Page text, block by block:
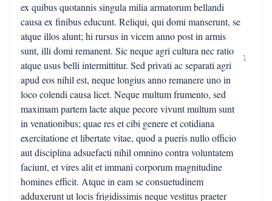
ex quibus quotannis singula milia armatorum bellandi
causa ex finibus educunt. Reliqui, qui domi manserunt, se
atque illos alunt; hi rursus in vicem anno post in armis
sunt, illi domi remanent. Sic neque agri cultura nec ratio
atque usus belli intermittitur. Sed privati ac separati agri
apud eos nihil est, neque longius anno remanere uno in
loco colendi causa licet. Neque multum frumento, sed
maximam partem lacte atque pecore vivunt multum sunt
in venationibus; quae res et cibi genere et cotidiana
exercitatione et libertate vitae, quod a pueris nullo officio
aut disciplina adsuefacti nihil omnino contra voluntatem
faciunt, et vires alit et immani corporum magnitudine
homines efficit. Atque in eam se consuetudinem
adduxerunt ut locis frigidissimis neque vestitus praeter
1